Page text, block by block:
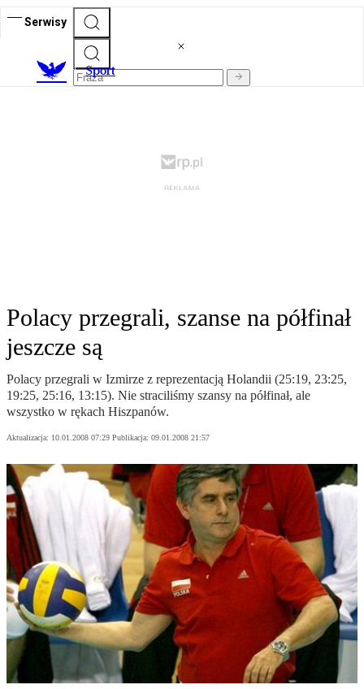
Serwisy
Sport
Polacy przegrali, szanse na półfinał
jeszcze są
Polacy przegrali w Izmirze z reprezentacją Holandii (25:19, 23:25,
19:25, 25:16, 13:15). Nie straciliśmy szansy na półfinał, ale
wszystko w rękach Hiszpanów.
Aktualizacja: 10.01.2008 07:29 Publikacja: 09.01.2008 21:57